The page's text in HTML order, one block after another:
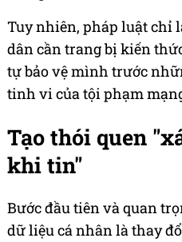
Tuy nhiên, pháp luật chỉ
dân cần trang bị kiến
tự bảo vệ mình trước
tinh vi của tội phạm
Tạo thói quen
khi tin"
Bước đầu tiên và quan
dữ liệu cá nhân là thay